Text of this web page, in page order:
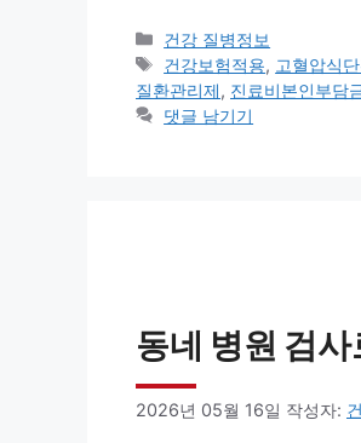
카
테
고
리
건강 질병정보
태
그
건강보험적용, 고혈압식
질환관리제, 진료비본인부담
댓글 남기기
동네 병원 검
2026년 05월 16일 작성자: